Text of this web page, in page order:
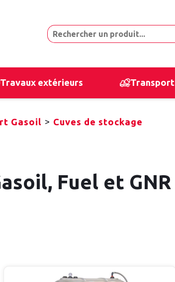
Travaux extérieurs Transport
Gasoil > Cuves de stockage
Fuel et GNR